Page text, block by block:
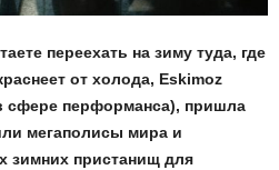
переехать на зиму туда, где
от холода, Eskimoz
сфере перформанса), пришла
мегаполисы мира и
зимних пристанищ для